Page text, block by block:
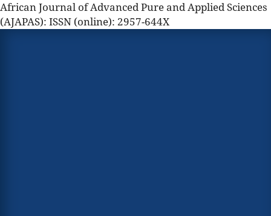
African Journal of Advanced Pure and Applied Sciences
(AJAPAS): ISSN (online): 2957-644X